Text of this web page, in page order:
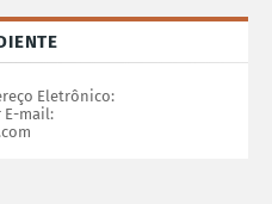
Eletrônico:
E-mail: